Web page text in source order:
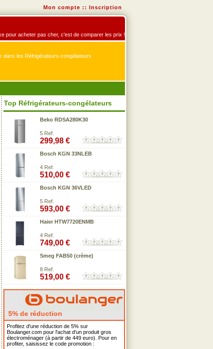
Mon compte :: Inscription
pour acheter pas cher, c'est de comparer les prix !
dans les Réfrigérateurs-congélateurs
Top Réfrigérateurs-congélateurs
Beko RDSA280K30
5 Ref.
299,98 €
Bosch KGN 33NLEB
4 Ref.
510,00 €
Bosch KGN 36VLED
5 Ref.
593,00 €
Haier HTW7720ENMB
4 Ref.
749,00 €
Smeg FAB50 (crème)
8 Ref.
519,00 €
5% de réduction
Profitez d'une réduction de 5% sur
Boulanger.com pour l'achat d'un produit gros
électroménager (à partir de 449 euro). Pour en
profiter, saisissez le code promotion :